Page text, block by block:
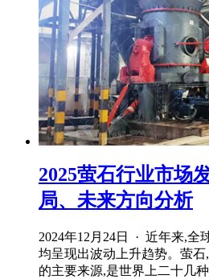
2025萤石行业市场
局、未来方向分析
2024年12月24日 · 近年来,全
均呈现出波动上升趋势。萤
的主要来源,是世界上二十几